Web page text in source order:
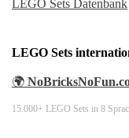
LEGO Sets Datenbank
LEGO Sets
🌍
15.000+ LEGO Sets in 8